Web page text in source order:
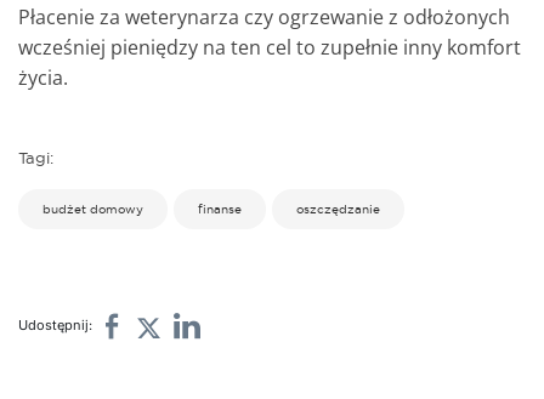
Płacenie za weterynarza czy ogrzewanie z odłożonych
wcześniej pieniędzy na ten cel to zupełnie inny komfort
życia.
Tagi:
budżet domowy finanse oszczędzanie
Udostępnij: